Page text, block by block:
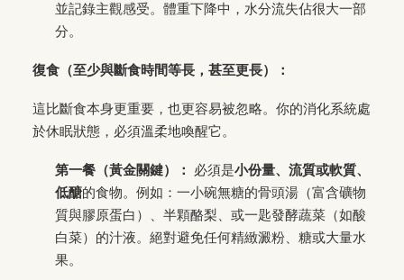
並記錄主觀感受。體重下降中，水分流失佔很大一部
分。
復食（至少與斷食時間等長，甚至更長）：
這比斷食本身更重要，也更容易被忽略。你的消化系統處
於休眠狀態，必須溫柔地喚醒它。
第一餐（黃金關鍵）： 必須是小份量、流質或軟質、
低醣的食物。例如：一小碗無糖的骨頭湯（富含礦物
質與膠原蛋白）、半顆酪梨、或一匙發酵蔬菜（如酸
白菜）的汁液。絕對避免任何精緻澱粉、糖或大量水
果。